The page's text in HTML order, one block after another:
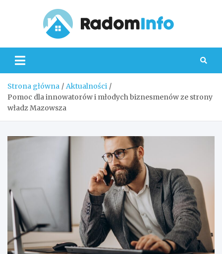
Strona główna
Aktualności
Pomoc dla innowatorów i młodych biznesmenów ze strony
władz Mazowsza